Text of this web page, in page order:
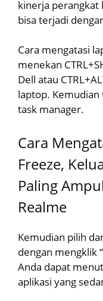
kinerja perangkat
bisa terjadi
Cara mengatasi
menekan
Dell atau
laptop. Kemudian
task manager.
Cara
Freeze,
Paling
Realme
Kemudian pilih
dengan mengklik
Anda dapat
aplikasi yang